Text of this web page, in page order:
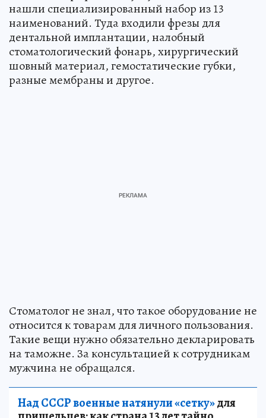
нашли специализированный набор из 13
наименований. Туда входили фрезы для
дентальной имплантации, налобный
стоматологический фонарь, хирургический
шовный материал, гемостатические губки,
разные мембраны и другое.
Стоматолог не знал, что такое оборудование не
относится к товарам для личного пользования.
Такие вещи нужно обязательно декларировать
на таможне. За консультацией к сотрудникам
мужчина не обращался.
Над СССР военные натянули «сетку»для